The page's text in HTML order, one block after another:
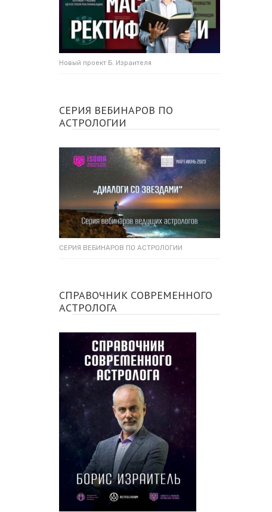
Новый проект Б. Израителя
СЕРИЯ ВЕБИНАРОВ ПО
АСТРОЛОГИИ
СЕРИЯ ВЕБИНАРОВ ПО АСТРОЛОГИИ
СПРАВОЧНИК СОВРЕМЕННОГО
АСТРОЛОГА